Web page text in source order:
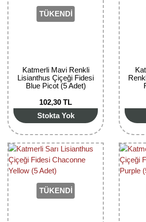
TÜKENDİ
Katmerli Mavi Renkli
Lisianthus Çiçeği Fidesi
Blue Picot (5 Adet)
102,30 TL
Stokta Yok
TÜKENDİ
Kızılcık Fidanı
Liçi Fidanı
Longan Fidanı
Malta Eriği Fidanı
Mango Fidanı
Melez Meyveler
Murt Fidanı